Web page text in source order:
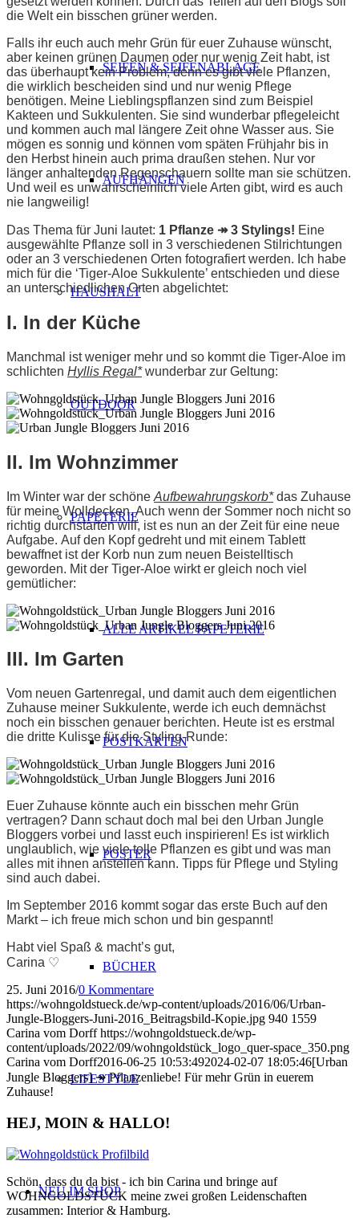
SEIFEN & SEIFENABLAGE
AUFHÄNGEN
HAUSHALT
OUTDOOR
PAPETERIE
ALLE ARTIKEL PAPETERIE
POSTKARTEN
POSTER
BÜCHER
LIFESTYLE
NEU IM SHOP
die Welt ein bisschen grüner werden.
Falls ihr euch auch mehr Grün für euer Zuhause wünscht,
aber keinen grünen Daumen oder nur wenig Zeit habt, ist
das überhaupt kein Problem, denn es gibt viele Pflanzen,
die wirklich bescheiden sind und nur wenig Pflege
benötigen. Meine Lieblingspflanzen sind zum Beispiel
Kakteen und Sukkulenten. Sie sind wunderbar pflegeleicht
und kommen auch mal längere Zeit ohne Wasser aus. Sie
mögen es sonnig und können vom späten Frühjahr bis in
den Herbst hinein auch prima draußen stehen. Nur vor
länger anhaltenden Regenschauern sollte man sie schützen.
Und weil es unwahrscheinlich viele Arten gibt, wird es auch
nie langweilig!
Das Thema für Juni lautet: 1 Pflanze ↠ 3 Stylings! Eine
ausgewählte Pflanze soll in 3 verschiedenen Stilrichtungen
oder an 3 verschiedenen Orten fotografiert werden. Ich habe
mich für die ‘Tiger-Aloe Sukkulente’ entschieden und diese
an unterschiedlichen Orten abgelichtet:
I. In der Küche
Manchmal ist weniger mehr und so kommt die Tiger-Aloe im
schlichten Hyllis Regal*wunderbar zur Geltung:
II. Im Wohnzimmer
Im Winter war der schöne Aufbewahrungskorb*das Zuhause
für meine Wolldecken. Auch wenn der Sommer noch nicht so
richtig durchstarten will, ist es nun an der Zeit für eine neue
Aufgabe. Auf den Kopf gedreht und mit einem Tablett
bewaffnet ist der Korb nun zum neuen Beistelltisch
geworden. Mit der Tiger-Aloe wirkt er gleich noch viel
gemütlicher:
III. Im Garten
Vom neuen Gartenregal, und damit auch dem eigentlichen
Zuhause meiner Sukkulente, werde ich euch demnächst
noch ein bisschen genauer berichten. Heute ist es erstmal
die dritte Kulisse für die Styling-Runde:
Euer Zuhause könnte auch ein bisschen mehr Grün
vertragen? Dann schaut doch mal bei den Urban Jungle
Bloggers vorbei und lasst euch inspirieren! Es ist wirklich
unglaublich, wie viele tolle Pflanzen es gibt und was man
alles mit ihnen anstellen kann. Tipps für Pflege und Styling
sind auch dabei.
Im September 2016 kommt sogar das erste Buch auf den
Markt – ich freue mich schon und bin gespannt!
Habt viel Spaß & macht’s gut,
Carina ♡
25. Juni 2016/0 Kommentare
https://wohngoldstueck.de/wp-content/uploads/2016/06/Urban-
Jungle-Bloggers-Juni-2016_Beitragsbild-Kopie.jpg 940 1559
Carina vom Dorff https://wohngoldstueck.de/wp-
content/uploads/2022/09/wohngoldstück_logo_quer-space_350.png
Carina vom Dorff2016-06-25 10:53:492024-02-07 18:05:46[Urban
Jungle Bloggers] ↠ Pflanzenliebe! Für mehr Grün in euerem
Zuhause!
HEJ, MOIN & HALLO!
Schön, dass du da bist - ich bin Carina und bringe auf
WOHNGOLDSTÜCK meine zwei großen Leidenschaften
zusammen: Interior & Hamburg.